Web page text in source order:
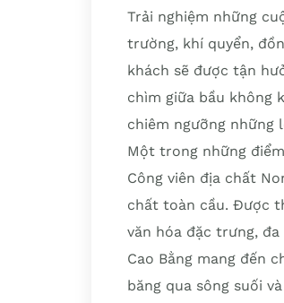
Trải nghiệm những
trường, khí quyển,
khách sẽ được tận
chìm giữa bầu không
chiêm ngưỡng những
Một trong những
Công viên địa chất
chất toàn cầu. Được
văn hóa đặc trưng,
Cao Bằng mang đến
băng qua sông suối